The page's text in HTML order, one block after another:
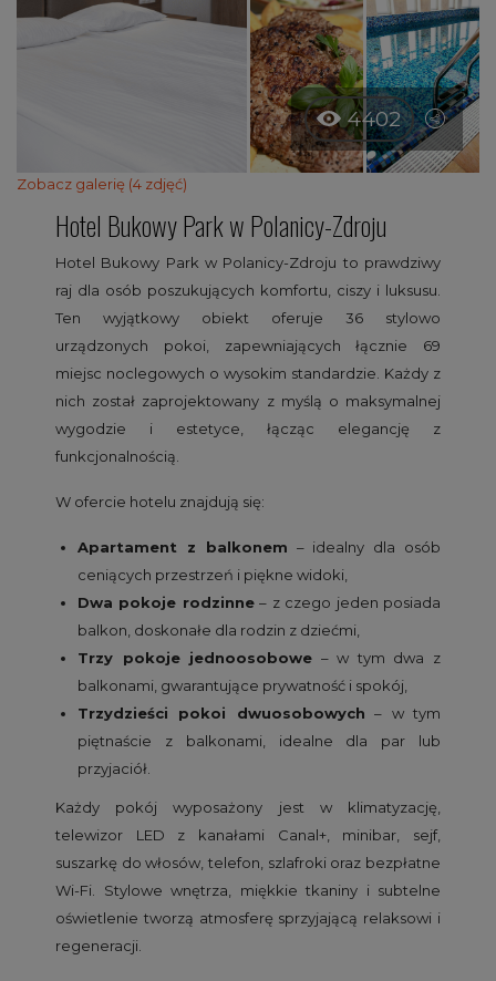
Zobacz galerię (4 zdjęć)
4402
Hotel Bukowy Park w Polanicy-Zdroju
Hotel Bukowy Park w Polanicy-Zdroju to prawdziwy
raj dla osób poszukujących komfortu, ciszy i luksusu.
Ten wyjątkowy obiekt oferuje 36 stylowo
urządzonych pokoi, zapewniających łącznie 69
miejsc noclegowych o wysokim standardzie. Każdy z
nich został zaprojektowany z myślą o maksymalnej
wygodzie i estetyce, łącząc elegancję z
funkcjonalnością.
W ofercie hotelu znajdują się:
Apartament z balkonem – idealny dla osób
ceniących przestrzeń i piękne widoki,
Dwa pokoje rodzinne– z czego jeden posiada
balkon, doskonałe dla rodzin z dziećmi,
Trzy pokoje jednoosobowe – w tym dwa z
balkonami, gwarantujące prywatność i spokój,
Trzydzieści pokoi dwuosobowych – w tym
piętnaście z balkonami, idealne dla par lub
przyjaciół.
Każdy pokój wyposażony jest w klimatyzację,
telewizor LED z kanałami Canal+, minibar, sejf,
suszarkę do włosów, telefon, szlafroki oraz bezpłatne
Wi-Fi. Stylowe wnętrza, miękkie tkaniny i subtelne
oświetlenie tworzą atmosferę sprzyjającą relaksowi i
regeneracji.